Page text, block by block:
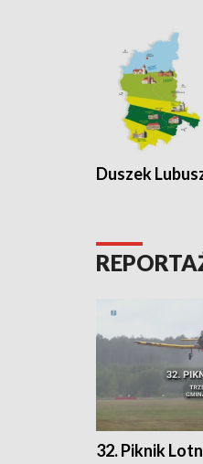
Duszek
32. Piknik